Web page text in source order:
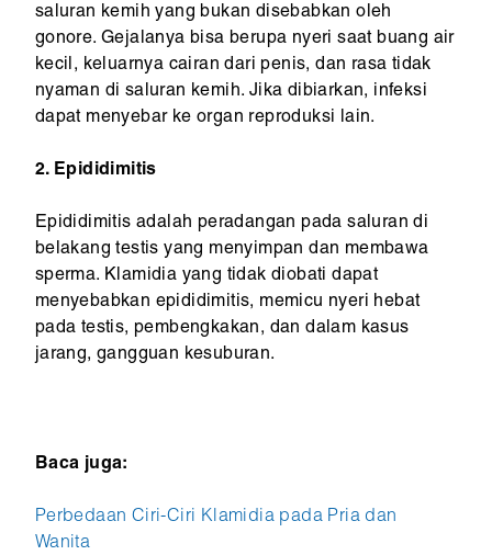
saluran kemih yang bukan disebabkan oleh
gonore. Gejalanya bisa berupa nyeri saat buang air
kecil, keluarnya cairan dari penis, dan rasa tidak
nyaman di saluran kemih. Jika dibiarkan, infeksi
dapat menyebar ke organ reproduksi lain.
2. Epididimitis
Epididimitis adalah peradangan pada saluran di
belakang testis yang menyimpan dan membawa
sperma. Klamidia yang tidak diobati dapat
menyebabkan epididimitis, memicu nyeri hebat
pada testis, pembengkakan, dan dalam kasus
jarang, gangguan kesuburan.
Baca juga:
Perbedaan Ciri-Ciri Klamidia pada Pria dan
Wanita